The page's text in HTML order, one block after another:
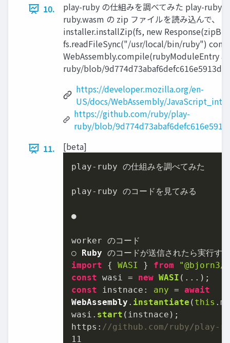
10.
play-ruby の仕組みを調べてみた play-
ruby.wasm の zip ファイルを読み込んで、
installer.installZip(fs, new
fs.readFileSync("/usr/local/bin/ruby")
WebAssembly.compile(rubyModuleEntry
ruby/blob/
https://developer.mozilla.org/en-
US/docs/WebAssembly/
https://github.com/ruby/play-
ruby/blob/
11.
[beta]
play-ruby の仕組みを調べてみた
play-ruby のコードを見てみる
●
worker のコード
○
Ruby
import { WASI } from
"@bjorn3/
const wasi = new WASI
const
instnace : any = await
WebAssembly . instantiate ( this .
wasi. start
https : //github.com/ruby/play-
11